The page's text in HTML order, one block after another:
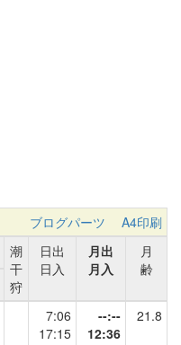
ブログパーツ
A4印刷
潮
干
狩
日出
日入
月出
月入
月
齢
7:06
17:15
--:--
12:36
21.8